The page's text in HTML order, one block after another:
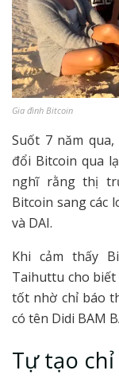
Gia đình Bitcoin
Suốt 7 năm
đổi Bitcoin qua
nghĩ rằng thị
Bitcoin sang các
và DAI.
Khi cảm thấy
Taihuttu cho biết
tốt nhờ chỉ báo
có tên Didi BAM
Tự tạo